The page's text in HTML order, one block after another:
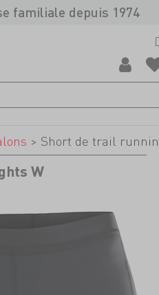
familiale depuis 1974
> Short de trail
W